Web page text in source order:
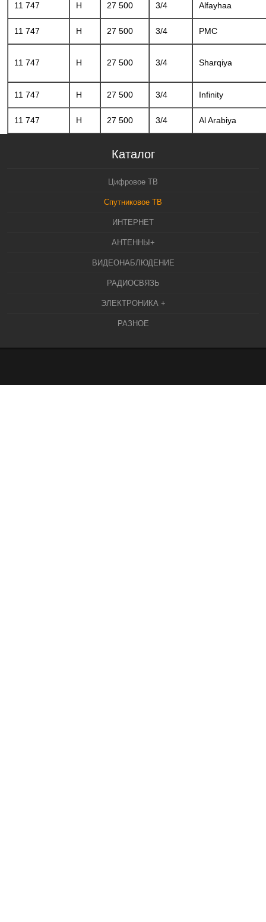
11 747 H 27 500 3/4 Alfayhaa
11 747 H 27 500 3/4 PMC
11 747 H 27 500 3/4 Sharqiya
11 747 H 27 500 3/4 Infinity
11 747 H 27 500 3/4 Al Arabiya
Каталог
Цифровое ТВ
Спутниковое ТВ
ИНТЕРНЕТ
АНТЕННЫ+
ВИДЕОНАБЛЮДЕНИЕ
РАДИОСВЯЗЬ
ЭЛЕКТРОНИКА +
РАЗНОЕ